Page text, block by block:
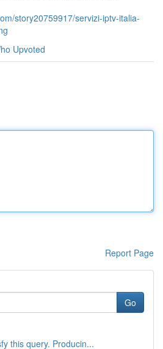
story20759917/servizi-iptv-italia-
Upvoted
Report Page
Go
this query. Producin...